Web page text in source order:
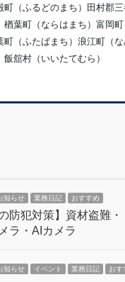
（ふるどのまち）田村郡
葉町（ならはまち）富岡
（ふたばまち）浪江町（
舘村（いいたてむら）
知らせ 業務日記 おすすめ
防犯対策】資材盗難・
ラ・AIカメラ
知らせ イベント 業務日記
おす